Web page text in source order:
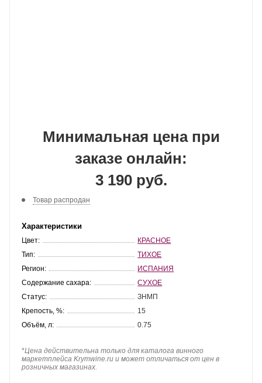
Минимальная цена при
заказе онлайн:
3 190 руб.
Товар распродан
Характеристики
Цвет:
КРАСНОЕ
Тип:
ТИХОЕ
Регион:
ИСПАНИЯ
Содержание сахара:
СУХОЕ
Статус:
ЗНМП
Крепость, %:
15
Объём, л:
0.75
*Цена действительна только для каталога винного
маркетплейса Krymwine.ru и может отличаться от цен в
розничных магазинах.